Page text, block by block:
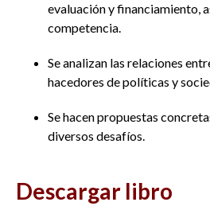
evaluación y financiamiento,
competencia.
Se analizan las relaciones
hacedores de políticas y
Se hacen propuestas
diversos desafíos.
Descargar libro